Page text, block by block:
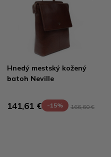
Hnedý mestský kožený
batoh Neville
141,61 € -15% 166,60 €